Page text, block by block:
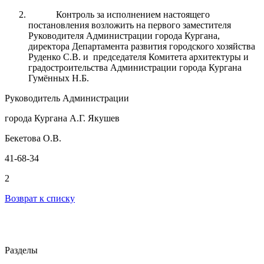
Контроль за исполнением настоящего
постановления возложить на первого заместителя
Руководителя Администрации города Кургана,
директора Департамента развития городского хозяйства
Руденко С.В. и председателя Комитета архитектуры и
градостроительства Администрации города Кургана
Гумённых Н.Б.
Руководитель Администрации
города Кургана А.Г. Якушев
Бекетова О.В.
41-68-34
2
Возврат к списку
Разделы